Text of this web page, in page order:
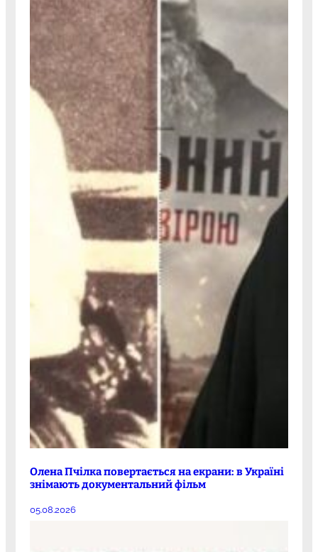
Олена Пчілка повертається на екрани: в Україні
знімають документальний фільм
05.08.2026